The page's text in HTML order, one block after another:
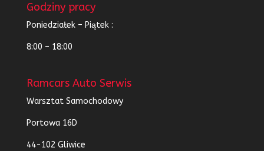
Godziny pracy
Poniedziałek – Piątek :
8:00 – 18:00
Ramcars Auto Serwis
Warsztat Samochodowy
Portowa 16D
44-102 Gliwice